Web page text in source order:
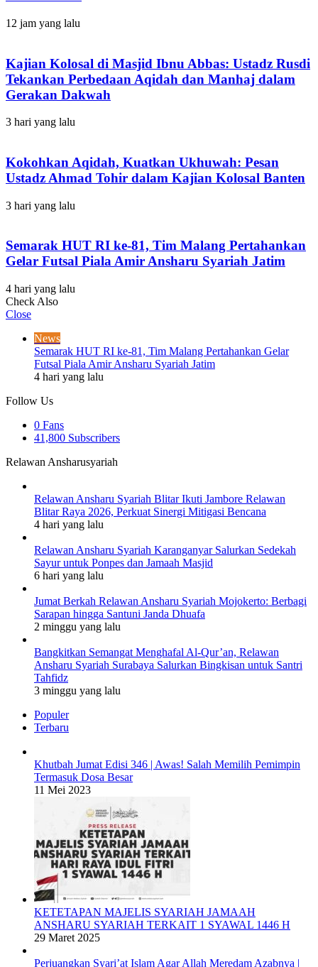
12 jam yang lalu
Kajian Kolosal di Masjid Ibnu Abbas: Ustadz Rusdi
Tekankan Perbedaan Aqidah dan Manhaj dalam
Gerakan Dakwah
3 hari yang lalu
Kokohkan Aqidah, Kuatkan Ukhuwah: Pesan
Ustadz Ahmad Tohir dalam Kajian Kolosal Banten
3 hari yang lalu
Semarak HUT RI ke-81, Tim Malang Pertahankan
Gelar Futsal Piala Amir Ansharu Syariah Jatim
4 hari yang lalu
Check Also
Close
News
Semarak HUT RI ke-81, Tim Malang Pertahankan Gelar
Futsal Piala Amir Ansharu Syariah Jatim
4 hari yang lalu
Follow Us
0 Fans
41,800 Subscribers
Relawan Ansharusyariah
Relawan Ansharu Syariah Blitar Ikuti Jambore Relawan
Blitar Raya 2026, Perkuat Sinergi Mitigasi Bencana
4 hari yang lalu
Relawan Ansharu Syariah Karanganyar Salurkan Sedekah
Sayur untuk Ponpes dan Jamaah Masjid
6 hari yang lalu
Jumat Berkah Relawan Ansharu Syariah Mojokerto: Berbagi
Sarapan hingga Santuni Janda Dhuafa
2 minggu yang lalu
Bangkitkan Semangat Menghafal Al-Qur’an, Relawan
Ansharu Syariah Surabaya Salurkan Bingkisan untuk Santri
Tahfidz
3 minggu yang lalu
Populer
Terbaru
Khutbah Jumat Edisi 346 | Awas! Salah Memilih Pemimpin
Termasuk Dosa Besar
11 Mei 2023
KETETAPAN MAJELIS SYARIAH JAMAAH
ANSHARU SYARIAH TERKAIT 1 SYAWAL 1446 H
29 Maret 2025
Perjuangkan Syari’at Islam Agar Allah Meredam Azabnya |